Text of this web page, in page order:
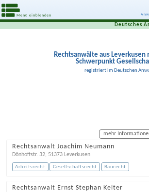
Menü einblenden
Deutsches
Rechtsanwälte aus Leverkusen
Schwerpunkt
registriert im Deutschen
mehr
Rechtsanwalt Joachim Neumann
Dönhoffstr. 32, 51373 Leverkusen
Arbeitsrecht Gesellschaftsrecht Baurecht
Rechtsanwalt Ernst Stephan Kelter